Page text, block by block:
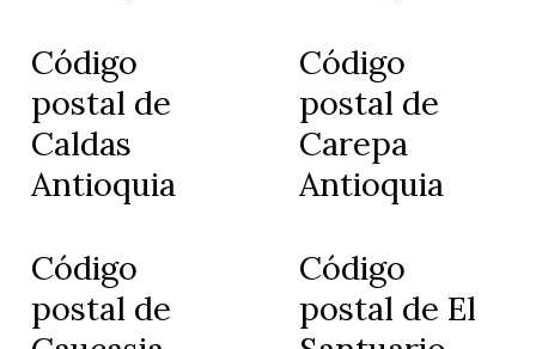
Código
postal de
Caldas
Antioquia
Código
postal de
Carepa
Antioquia
Código
postal de
Código
postal de El